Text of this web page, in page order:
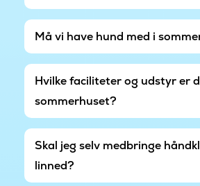
Må vi have hund med i
Hvilke faciliteter og udstyr er
sommerhuset?
Skal jeg selv medbringe
linned?